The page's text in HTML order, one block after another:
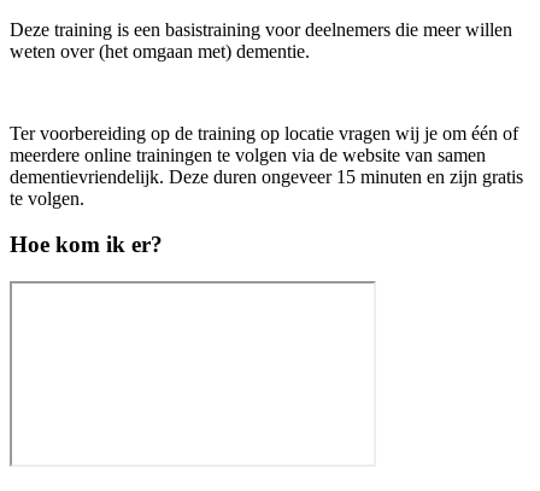
Deze training is een basistraining voor deelnemers die meer willen
weten over (het omgaan met) dementie.
Ter voorbereiding op de training op locatie vragen wij je om één of
meerdere online trainingen te volgen via de website van samen
dementievriendelijk. Deze duren ongeveer 15 minuten en zijn gratis
te volgen.
Hoe kom ik er?